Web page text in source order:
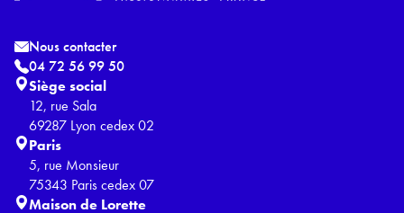
Nous contacter
04 72 56 99 50
Siège social
12, rue Sala
69287 Lyon cedex 02
Paris
5, rue Monsieur
75343 Paris cedex 07
Maison de Lorette